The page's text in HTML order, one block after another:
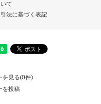
て
法に基づく表記
を見る(0件)
を投稿